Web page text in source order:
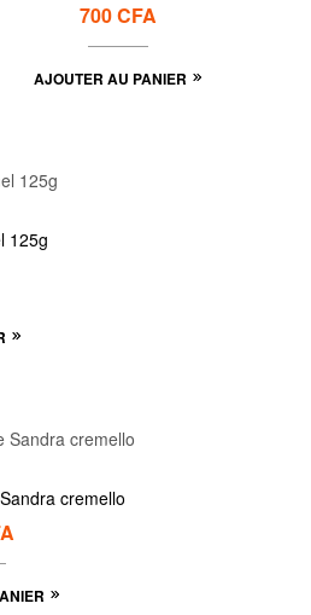
700CFA
AJOUTER AU PANIER
125g
cremello